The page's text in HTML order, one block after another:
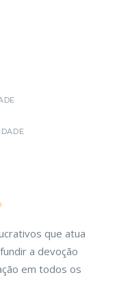
que atua
a devoção
em todos os